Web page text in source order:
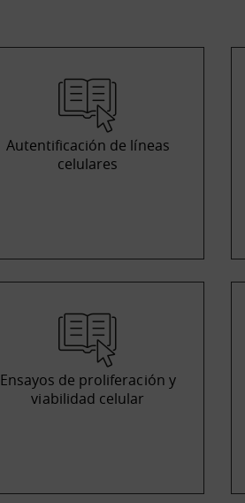
Autentificación de líneas
celulares
Ensayos de proliferación y
viabilidad celular